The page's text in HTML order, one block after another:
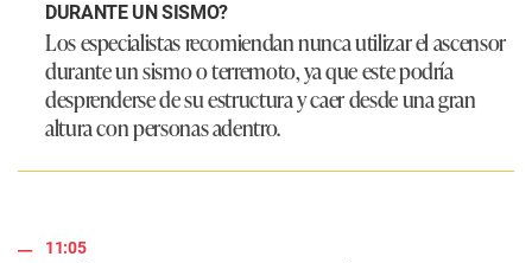
DURANTE UN SISMO?
Los especialistas recomiendan nunca utilizar el ascensor
durante un sismo o terremoto, ya que este podría
desprenderse de su estructura y caer desde una gran
altura con personas adentro.
11:05